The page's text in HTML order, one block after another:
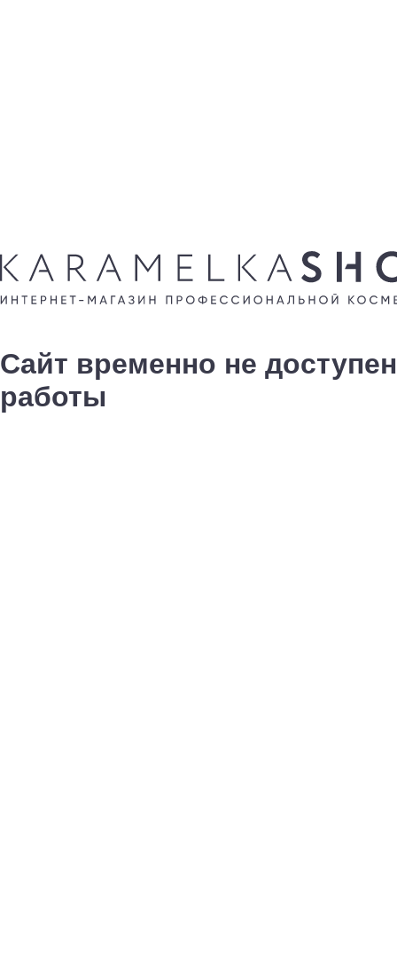
Сайт временно не
работы